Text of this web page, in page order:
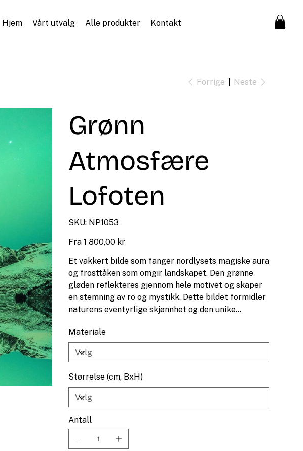
Hjem Vårt utvalg Alle produkter Kontakt
Forrige Neste
Grønn
Atmosfære
Lofoten
SKU: SKU
NP1053
NP1053
Fra Pris
1 800,00 kr
Et vakkert bilde som fanger nordlysets magiske aura
og frosttåken som omgir landskapet. Den grønne
gløden reflekteres gjennom hele motivet og skaper
en stemning av ro og mystikk. Dette bildet formidler
naturens eventyrlige skjønnhet og den unike
Materiale
Størrelse (cm, BxH)
Antall